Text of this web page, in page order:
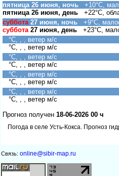
пятница 26 июня, ночь +10°C,
пятница 26 июня, день +22°C,
суббота27 июня, ночь +9°C,
суббота27 июня, день +23°C,
°C, , , ветер м/с
°C, , , ветер м/с
°C, , , ветер м/с
°C, , , ветер м/с
°C, , , ветер м/с
°C, , , ветер м/с
°C, , , ветер м/с
°C, , , ветер м/с
Прогноз получен 18-06-2026 00 ч
Погода в селе Усть-Кокса. Прогноз
Связь: online@sibir-map.ru